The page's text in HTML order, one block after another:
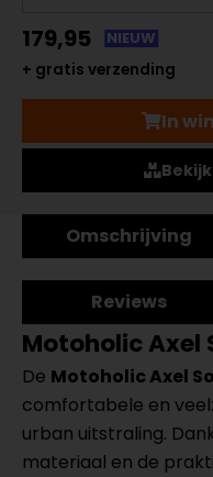
179,95
NIEUW
+ gratis verzending
In
Omschrijving
Reviews
Motoholic Axel
De Motoholic Axel
comfortabele en
urban uitstraling.
materiaal en de